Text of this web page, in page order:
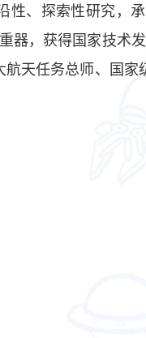
性、探索性研究，
器，获得国家技术
天任务总师、国家